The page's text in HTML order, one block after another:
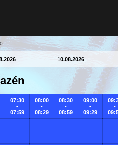
10.08.2026
07:30
-
07:59
08:00
-
08:29
08:30
-
08:59
09:00
-
09:29
-